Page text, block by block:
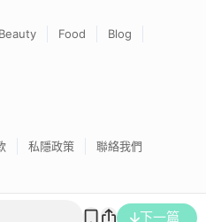
下一篇
Beauty Food
Blog
私隱政策 聯絡我們